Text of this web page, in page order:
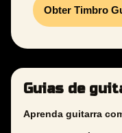
Obter Timbro
Guias de
Aprenda guitarra